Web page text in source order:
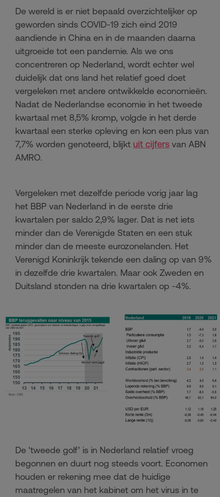
De wereld is er niet bepaald overzichtelijker op
geworden sinds COVID-19 zich eind 2019
aandiende in China en in de maanden daarna
uitgroeide tot een pandemie. Als we ons
concentreren op Nederland, wordt echter wel
duidelijk dat ons land het relatief goed doet
vergeleken met andere ontwikkelde economieën.
Nadat de Nederlandse economie in het tweede
kwartaal met 8,5% kromp, volgde in het derde
kwartaal een sterke opleving en kon een plus van
7,7% worden genoteerd, blijkt uit cijfers van ABN
AMRO.
Vergeleken met dezelfde periode vorig jaar lag
het BBP van Nederland in de eerste drie
kwartalen per saldo 2,9% lager. Dat is net iets
minder dan de Verenigde Staten en een stuk
minder dan de meeste eurozonelanden. Het
Verenigd Koninkrijk tekende een daling op van 9%
in dezelfde drie kwartalen. Maar ook Zweden en
Duitsland stonden na drie kwartalen op -4%.
De ‘tweede golf’ is in Nederland relatief vroeg
begonnen en duurt nog steeds voort. Economen
houden er rekening mee dat de huidige
maatregelen van het kabinet om het virus in te